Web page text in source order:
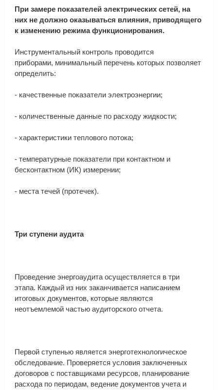
При замере показателей электрических сетей, на
них не должно оказываться влияния, приводящего
к изменению режима функционирования.
Инструментальный контроль проводится
приборами, минимальный перечень которых позволяет
определить:
- качественные показатели электроэнергии;
- количественные данные по расходу жидкости;
- характеристики теплового потока;
- температурные показатели при контактном и
бесконтактном (ИК) измерении;
- места течей (протечек).
Три ступени аудита
Проведение энергоаудита осуществляется в три
этапа. Каждый из них заканчивается написанием
итоговых документов, которые являются
неотъемлемой частью аудиторского отчета.
Первой ступенью является энерготехнологическое
обследование. Проверяется условия заключенных
договоров с поставщиками ресурсов, планирование
расхода по периодам, ведение документов учета и